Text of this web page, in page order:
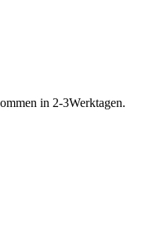
in 2-3Werktagen.